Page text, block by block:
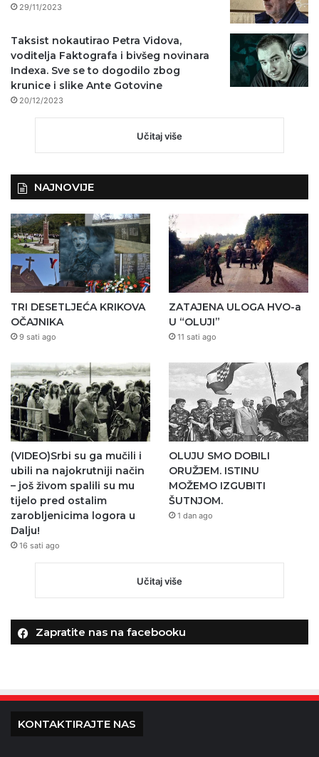
29/11/2023
Taksist nokautirao Petra Vidova,
voditelja Faktografa i bivšeg novinara
Indexa. Sve se to dogodilo zbog
krunice i slike Ante Gotovine
20/12/2023
Učitaj više
NAJNOVIJE
TRI DESETLJEĆA KRIKOVA
OČAJNIKA
9 sati ago
ZATAJENA ULOGA HVO-a
U “OLUJI”
11 sati ago
(VIDEO)Srbi su ga mučili i
ubili na najokrutniji način
– još živom spalili su mu
tijelo pred ostalim
zarobljenicima logora u
Dalju!
16 sati ago
OLUJU SMO DOBILI
ORUŽJEM. ISTINU
MOŽEMO IZGUBITI
ŠUTNJOM.
1 dan ago
Učitaj više
Zapratite nas na facebooku
KONTAKTIRAJTE NAS